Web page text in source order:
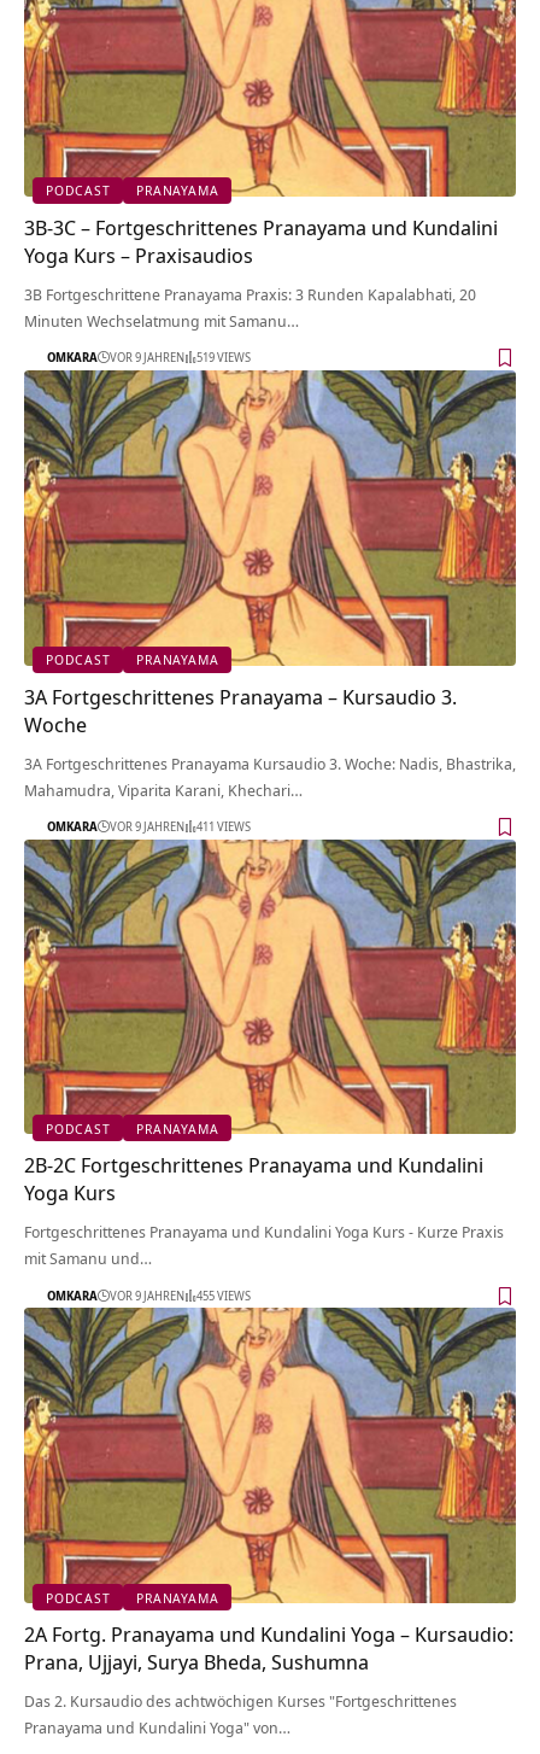
PODCAST PRANAYAMA
3B-3C – Fortgeschrittenes Pranayama und Kundalini
Yoga Kurs – Praxisaudios
3B Fortgeschrittene Pranayama Praxis: 3 Runden Kapalabhati, 20
Minuten Wechselatmung mit Samanu…
OMKARA VOR 9 JAHREN 519 VIEWS
PODCAST PRANAYAMA
3A Fortgeschrittenes Pranayama – Kursaudio 3.
Woche
3A Fortgeschrittenes Pranayama Kursaudio 3. Woche: Nadis, Bhastrika,
Mahamudra, Viparita Karani, Khechari…
OMKARA VOR 9 JAHREN 411 VIEWS
PODCAST PRANAYAMA
2B-2C Fortgeschrittenes Pranayama und Kundalini
Yoga Kurs
Fortgeschrittenes Pranayama und Kundalini Yoga Kurs - Kurze Praxis
mit Samanu und…
OMKARA VOR 9 JAHREN 455 VIEWS
PODCAST PRANAYAMA
2A Fortg. Pranayama und Kundalini Yoga – Kursaudio:
Prana, Ujjayi, Surya Bheda, Sushumna
Das 2. Kursaudio des achtwöchigen Kurses "Fortgeschrittenes
Pranayama und Kundalini Yoga" von…